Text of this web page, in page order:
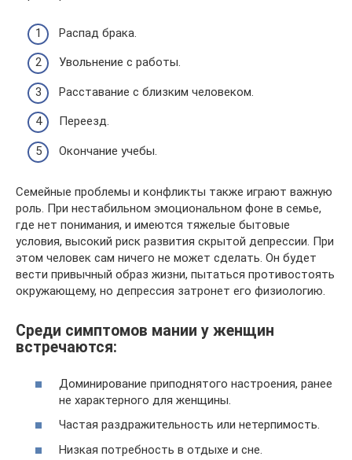
Распад брака.
Увольнение с работы.
Расставание с близким человеком.
Переезд.
Окончание учебы.
Семейные проблемы и конфликты также играют важную
роль. При нестабильном эмоциональном фоне в семье,
где нет понимания, и имеются тяжелые бытовые
условия, высокий риск развития скрытой депрессии. При
этом человек сам ничего не может сделать. Он будет
вести привычный образ жизни, пытаться противостоять
окружающему, но депрессия затронет его физиологию.
Среди симптомов мании у женщин
встречаются:
Доминирование приподнятого настроения, ранее
не характерного для женщины.
Частая раздражительность или нетерпимость.
Низкая потребность в отдыхе и сне.